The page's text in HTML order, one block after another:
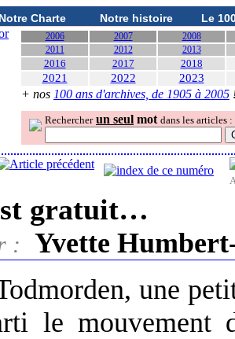
Notre Charte Notre histoire Le
2006 2007
2008
2011
2012 2013
2016 2017 2018
2021 2022 2023
+ nos 100 ans d'archives, de 1905 à 2005
Rechercher un seul mot dans les articles :
gratuit…
:
Yvette
une
le mouvement